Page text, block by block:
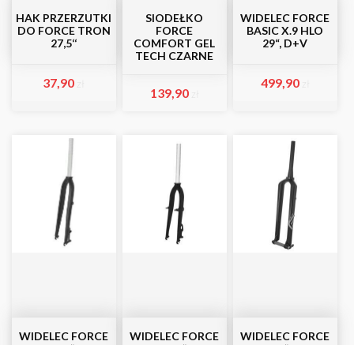
HAK PRZERZUTKI
DO FORCE TRON
27,5‘‘
37,90
SIODEŁKO
FORCE
COMFORT GEL
TECH CZARNE
139,90
WIDELEC FORCE
BASIC X.9 HLO
29“, D+V
499,90
WIDELEC FORCE
WIDELEC FORCE
WIDELEC FORCE